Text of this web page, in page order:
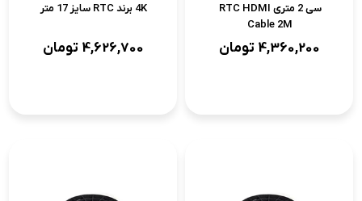
سی 2 متری RTC HDMI
Cable 2M
4,360,200 تومان
4K برند RTC سایز 17 متر
4,626,700 تومان